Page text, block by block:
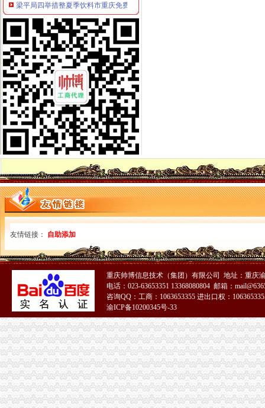
綦江局开展“五个一”0元注册公司助残活动
巫溪局重庆一元注册公司城厢一所创新服务促个经济发展
市重庆一元注册公司局广告处力促区域广告产业发展
城口局重庆0元注册公司加学习推进政务公开工作
黔江局0元注册公司流程五措并举化安全生产
市0元注册公司流程局机关开展消防安全知识培训提升消防应急处置能力
巴南局紧扣四条主线狠抓儿童消费品市重庆0元注册公司场监管
九龙坡局重庆一元注册公司深入推进流通领域产品质量和食品安全监管
渝北局一元注册公司流程全力支持做好三峡库区移民搬迁工作
沙坪坝局围绕“324”重庆0元注册公司工作思路加“六一”期间儿童食品市场监管
渝中局“1341”0元注册公司工作举措推进食品安全专项整工作
市局机关委布置开展“员带头解放思想、带头查找问题”0元注册公司专题组织生
市一元注册公司局在余震中圆满完成公务员招录面试工作
南川局免费注册公司五项措施开展无照经营专项整工作
重庆市重庆免费注册公司政领导干部开放型经济与工商管理高级研修班在总局
巴南局四项措施从严监管灾后市免费注册公司场秩序
永川局“六一”0元注册公司节前问灾区儿童
忠县局0元注册公司忠州所化服务为考生护航
万州局免费注册公司力推进干部职工大培训大转型工作
经开园局0元注册公司三举措把好儿童节消费安全关
渝中局一元注册公司大坪所率辖区企业赴灾区救灾
酉局李溪所“六一”一元注册公司维权与关爱并举
九龙坡局0元注册公司流程确定两年廉政文化建设目标
高新区局重庆一元注册公司第三工商所儿童食品安全专项整工作成效明显
渝北局积发挥职能做好总部经济的重庆0元注册公司招商工作
国家工商总局一元注册公司流程局长周伯华视察铜梁工商工作
巴南局免费注册公司大力开展守合同重信用单位公示活动
巫溪县实施商标励政策
江北局一元注册公司发挥工商职能多措并举服务街镇经济
黔江局重庆一元注册公司力求服务到位与企业要求对接
渝中局重庆免费注册公司较场口所为北川灾区孩子欢庆节日
丰都局开展“六一”一元注册公司儿童食品市场安全大检查
铜梁局一元注册公司流程妥善安排受地震损坏工商所办公用房
友情链接： 自助添加
重庆帅博信息技术（集团）有限公司 地址：重庆
电话：023-63653351 13368080804 邮箱：
咨询QQ：工商：1063653355 进出口权：
渝ICP备10200345号-33